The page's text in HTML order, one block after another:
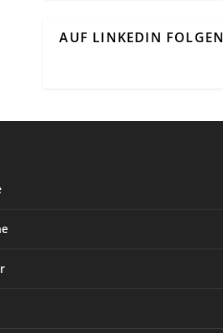
AUF LINKEDIN FOLGEN